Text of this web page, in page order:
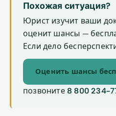
Похожая ситуация?
Юрист изучит ваши
оценит шансы —
Если дело
Оценить шансы
позвоните 8 800 234-